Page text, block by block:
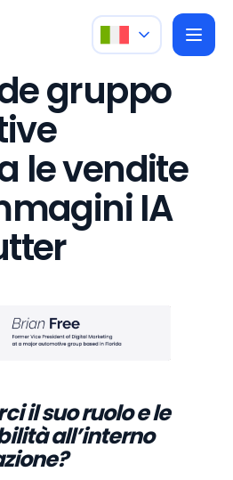
gruppo
le vendite
IA
il suo ruolo e le
all’interno